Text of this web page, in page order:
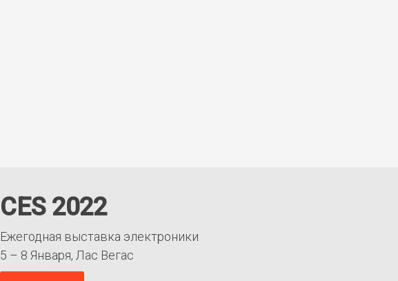
CES 2022
Ежегодная выставка электроники
5 – 8 Января, Лас Вегас